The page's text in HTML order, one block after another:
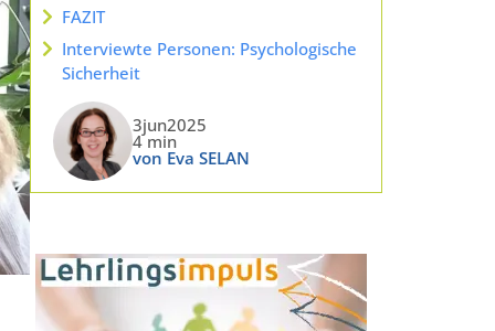
FAZIT
Interviewte Personen: Psychologische
Sicherheit
3jun2025
4 min
von Eva SELAN